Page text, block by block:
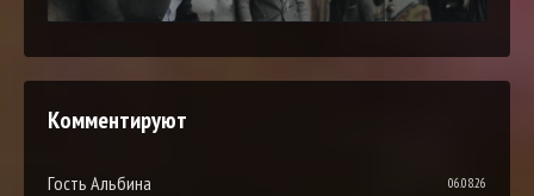
Комментируют
Гость Альбина 06.08.26